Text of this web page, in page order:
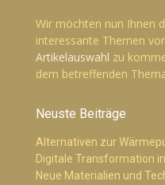
Wir möchten nun Ihnen
interessante Themen
Artikelauswahl zu
dem betreffenden
Neuste Beiträge
Alternativen zur
Digitale Transformation
Neue Materialien und